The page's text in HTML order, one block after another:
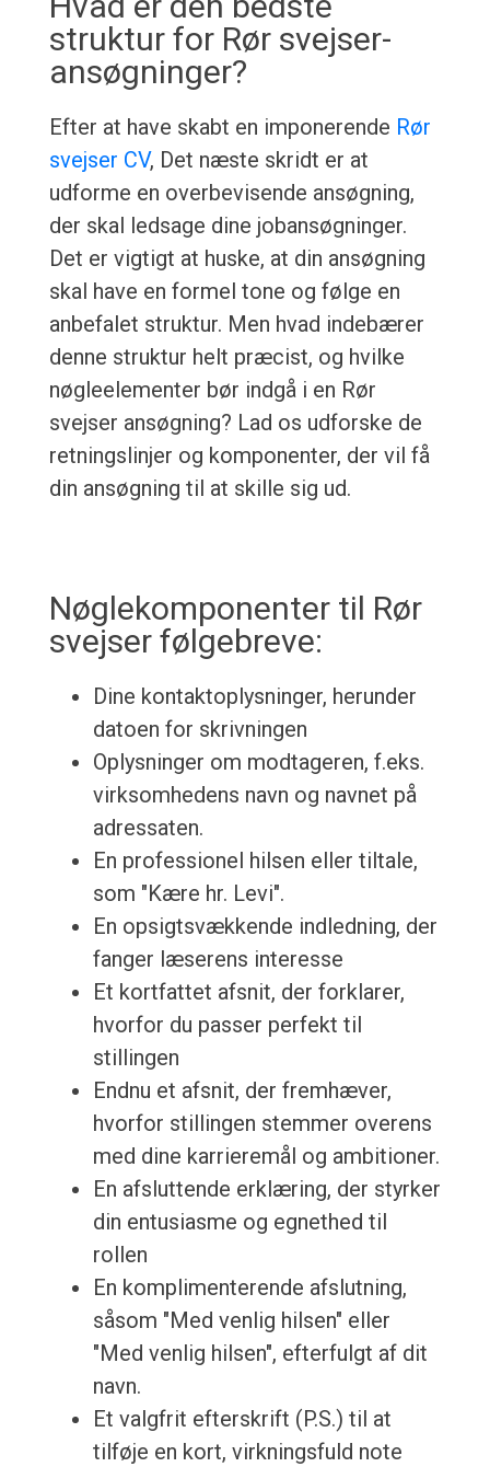
struktur for Rør svejser-
ansøgninger?
Efter at have skabt en imponerende Rør
svejser CV, Det næste skridt er at
udforme en overbevisende ansøgning,
der skal ledsage dine jobansøgninger.
Det er vigtigt at huske, at din ansøgning
skal have en formel tone og følge en
anbefalet struktur. Men hvad indebærer
denne struktur helt præcist, og hvilke
nøgleelementer bør indgå i en Rør
svejser ansøgning? Lad os udforske de
retningslinjer og komponenter, der vil få
din ansøgning til at skille sig ud.
Nøglekomponenter til Rør
svejser følgebreve:
Dine kontaktoplysninger, herunder
datoen for skrivningen
Oplysninger om modtageren, f.eks.
virksomhedens navn og navnet på
adressaten.
En professionel hilsen eller tiltale,
som "Kære hr. Levi".
En opsigtsvækkende indledning, der
fanger læserens interesse
Et kortfattet afsnit, der forklarer,
hvorfor du passer perfekt til
stillingen
Endnu et afsnit, der fremhæver,
hvorfor stillingen stemmer overens
med dine karrieremål og ambitioner.
En afsluttende erklæring, der styrker
din entusiasme og egnethed til
rollen
En komplimenterende afslutning,
såsom "Med venlig hilsen" eller
"Med venlig hilsen", efterfulgt af dit
navn.
Et valgfrit efterskrift (P.S.) til at
tilføje en kort, virkningsfuld note